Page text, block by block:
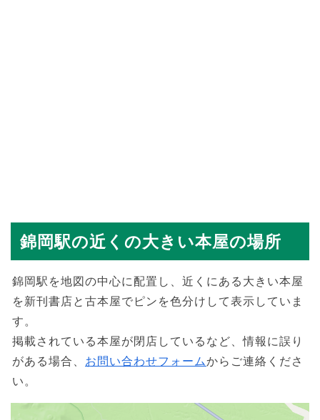
錦岡駅の近くの大きい本屋の場所
錦岡駅を地図の中心に配置し、近くにある大きい本屋
を新刊書店と古本屋でピンを色分けして表示していま
す。
掲載されている本屋が閉店しているなど、情報に誤り
がある場合、 お問い合わせフォームからご連絡くださ
い。